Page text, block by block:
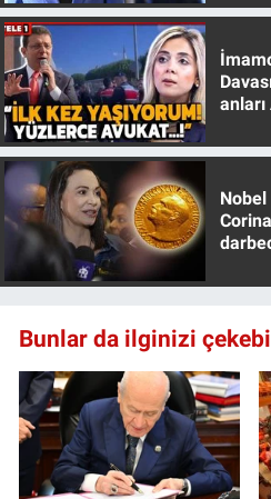
Nobel
Bunlar da ilginizi
Spor
Teknoloji
Türkiye'nin Geleceği
Türkiye'nin Gündemi
Yerel Gündem
Yerel Yaşam
Canlı Yayın